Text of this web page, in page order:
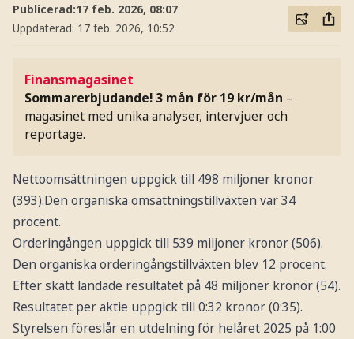
Publicerad:17 feb. 2026, 08:07
Uppdaterad: 17 feb. 2026, 10:52
Finansmagasinet
Sommarerbjudande! 3 mån för 19 kr/mån –
magasinet med unika analyser, intervjuer och
reportage.
Nettoomsättningen uppgick till 498 miljoner kronor
(393).Den organiska omsättningstillväxten var 34
procent.
Orderingången uppgick till 539 miljoner kronor (506).
Den organiska orderingångstillväxten blev 12 procent.
Efter skatt landade resultatet på 48 miljoner kronor (54).
Resultatet per aktie uppgick till 0:32 kronor (0:35).
Styrelsen föreslår en utdelning för helåret 2025 på 1:00